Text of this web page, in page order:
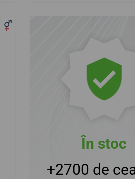
În stoc
+2700 de